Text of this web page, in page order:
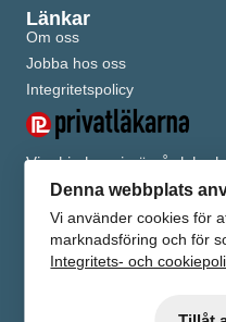
Vi erbjuder primärvård,
vaccinationsmottagning
uppdrag av Region Skåne.
hos oss.
Länkar
Om oss
Jobba hos oss
Integritetspolicy
Denna webbplats
Vi använder cookies för
marknadsföring och för
Integritets- och